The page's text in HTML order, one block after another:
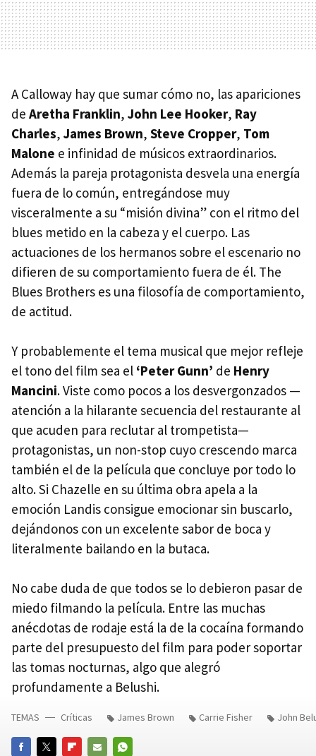
A Calloway hay que sumar cómo no, las apariciones
de Aretha Franklin, John Lee Hooker, Ray
Charles, James Brown, Steve Cropper, Tom
Malone e infinidad de músicos extraordinarios.
Además la pareja protagonista desvela una energía
fuera de lo común, entregándose muy
visceralmente a su “misión divina” con el ritmo del
blues metido en la cabeza y el cuerpo. Las
actuaciones de los hermanos sobre el escenario no
difieren de su comportamiento fuera de él. The
Blues Brothers es una filosofía de comportamiento,
de actitud.
Y probablemente el tema musical que mejor refleje
el tono del film sea el ‘Peter Gunn’ de Henry
Mancini. Viste como pocos a los desvergonzados —
atención a la hilarante secuencia del restaurante al
que acuden para reclutar al trompetista—
protagonistas, un non-stop cuyo crescendo marca
también el de la película que concluye por todo lo
alto. Si Chazelle en su última obra apela a la
emoción Landis consigue emocionar sin buscarlo,
dejándonos con un excelente sabor de boca y
literalmente bailando en la butaca.
No cabe duda de que todos se lo debieron pasar de
miedo filmando la película. Entre las muchas
anécdotas de rodaje está la de la cocaína formando
parte del presupuesto del film para poder soportar
las tomas nocturnas, algo que alegró
profundamente a Belushi.
TEMAS Críticas James Brown Carrie Fisher John